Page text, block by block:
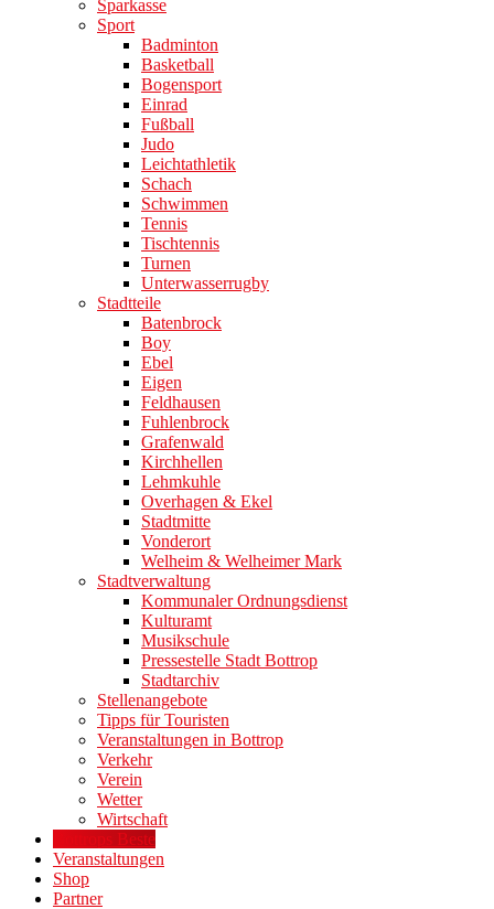
Sparkasse
Sport
Badminton
Basketball
Bogensport
Einrad
Fußball
Judo
Leichtathletik
Schach
Schwimmen
Tennis
Tischtennis
Turnen
Unterwasserrugby
Stadtteile
Batenbrock
Boy
Ebel
Eigen
Feldhausen
Fuhlenbrock
Grafenwald
Kirchhellen
Lehmkuhle
Overhagen & Ekel
Stadtmitte
Vonderort
Welheim & Welheimer Mark
Stadtverwaltung
Kommunaler Ordnungsdienst
Kulturamt
Musikschule
Pressestelle Stadt Bottrop
Stadtarchiv
Stellenangebote
Tipps für Touristen
Veranstaltungen in Bottrop
Verkehr
Verein
Wetter
Wirtschaft
Bottrops Beste
Veranstaltungen
Shop
Partner